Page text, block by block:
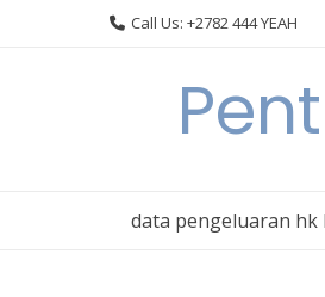
Call Us: +2782 444 YEAH
data pengeluaran hk